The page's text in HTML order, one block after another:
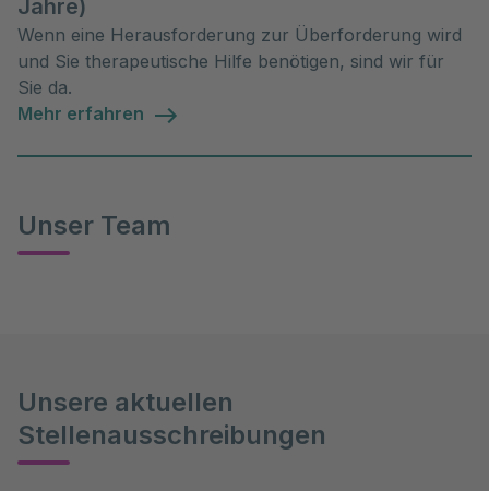
Jahre)
Wenn eine Herausforderung zur Überforderung wird
und Sie therapeutische Hilfe benötigen, sind wir für
Sie da.
Mehr erfahren
Unser Team
Unsere aktuellen
Stellenausschreibungen